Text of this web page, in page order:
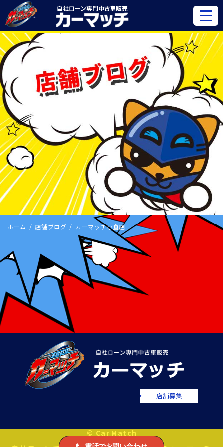
自社ローン専門中古車販売
ホーム 店舗ブログ カーマッチ小倉店
店舗募集
© Car Match